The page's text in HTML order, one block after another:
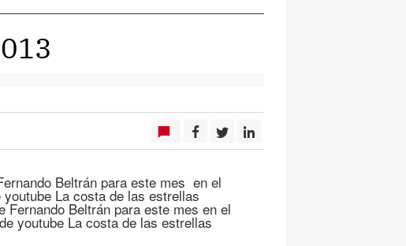
Beltrán para este mes en el
La costa de las estrellas
Beltrán para este mes en el
youtube La costa de las estrellas